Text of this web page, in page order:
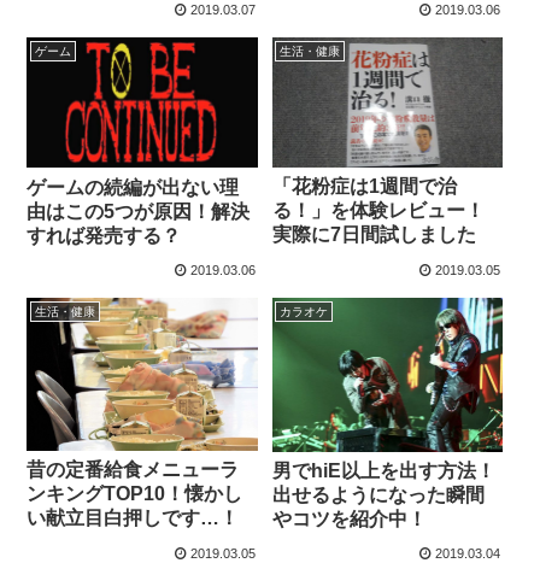
2019.03.07 2019.03.06
ゲーム
ゲームの続編が出ない理
由はこの5つが原因！解決
すれば発売する？
2019.03.06
生活・健康
「花粉症は1週間で治
る！」を体験レビュー！
実際に7日間試しました
2019.03.05
生活・健康
昔の定番給食メニューラ
ンキングTOP10！懐かし
い献立目白押しです…！
2019.03.05
カラオケ
男でhiE以上を出す方法！
出せるようになった瞬間
やコツを紹介中！
2019.03.04